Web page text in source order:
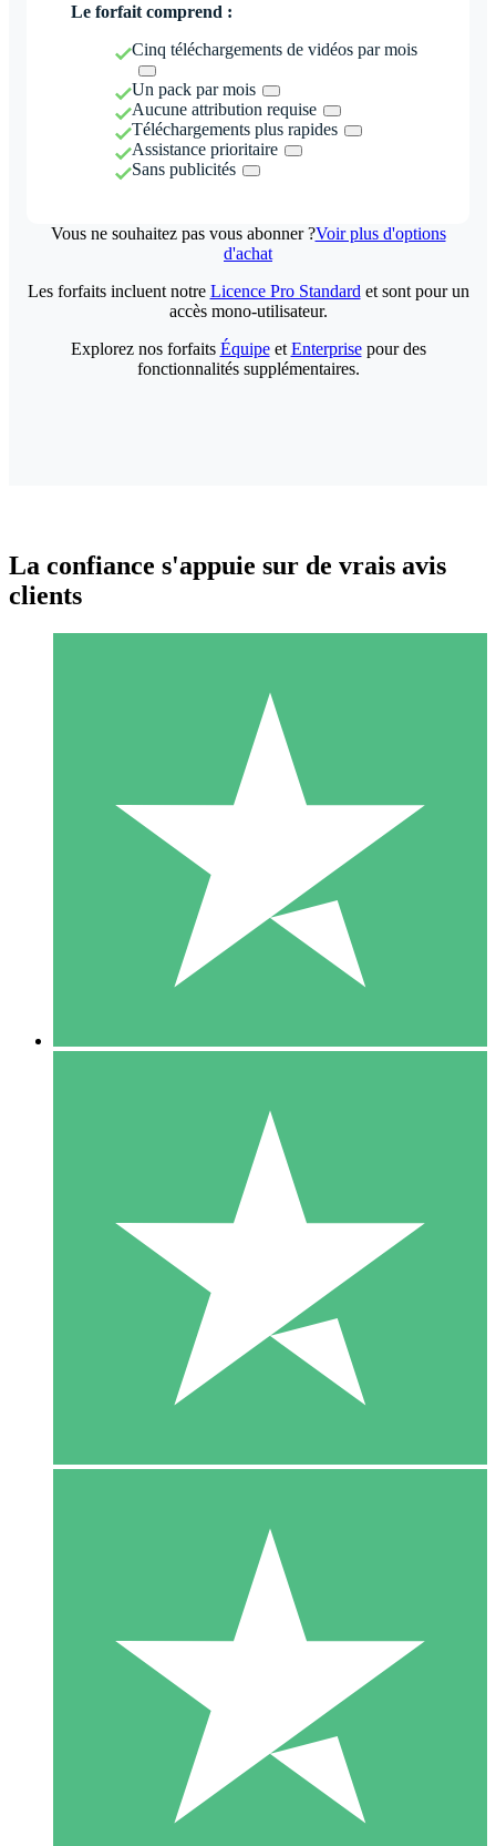
Le forfait comprend :
Cinq téléchargements de vidéos par mois
Un pack par mois
Aucune attribution requise
Téléchargements plus rapides
Assistance prioritaire
Sans publicités
Vous ne souhaitez pas vous abonner ?Voir plus d'options
d'achat
Packs de Crédits Individuels
Payez à l'utilisation avec des crédits de téléchargement. Sans
1 Téléchargement
10 00
10 Téléchargements
20 00
Les forfaits incluent notre Licence Pro Standard et sont pour un
accès mono-utilisateur.
Explorez nos forfaits Équipeet Enterprisepour des
fonctionnalités supplémentaires.
La confiance s'appuie sur de vrais avis
clients